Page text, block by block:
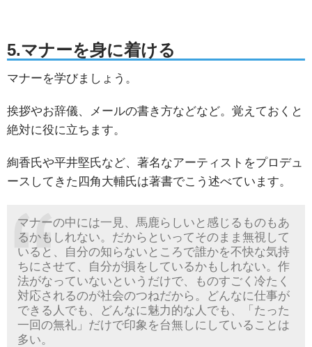
5.マナーを身に着ける
マナーを学びましょう。
挨拶やお辞儀、メールの書き方などなど。覚えておくと
絶対に役に立ちます。
絢香氏や平井堅氏など、著名なアーティストをプロデュ
ースしてきた四角大輔氏は著書でこう述べています。
マナーの中には一見、馬鹿らしいと感じるものもあ
るかもしれない。だからといってそのまま無視して
いると、自分の知らないところで誰かを不快な気持
ちにさせて、自分が損をしているかもしれない。作
法がなっていないというだけで、ものすごく冷たく
対応されるのが社会のつねだから。どんなに仕事が
できる人でも、どんなに魅力的な人でも、「たった
一回の無礼」だけで印象を台無しにしていることは
多い。